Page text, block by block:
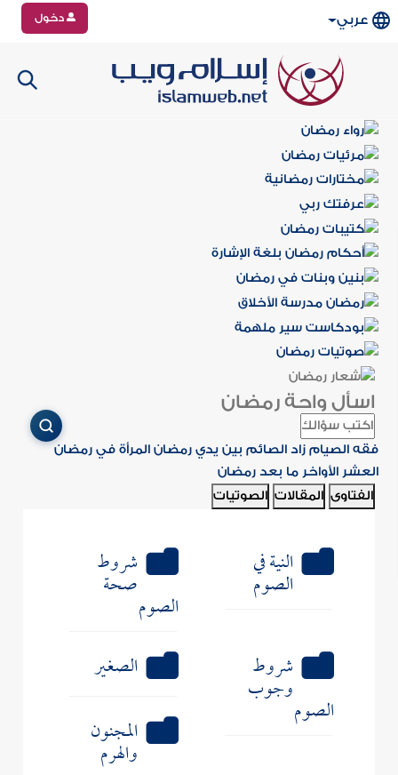
عربي دخول
اسأل واحة رمضان
فقه الصيام زاد الصائم بين يدي رمضان المرأة في رمضان
العشر الأواخر ما بعد رمضان
الفتاوى المقالات الصوتيات
النية في
الصوم
شروط
صحة
الصوم
شروط
وجوب
الصوم
الصغير
المجنون
والهرم